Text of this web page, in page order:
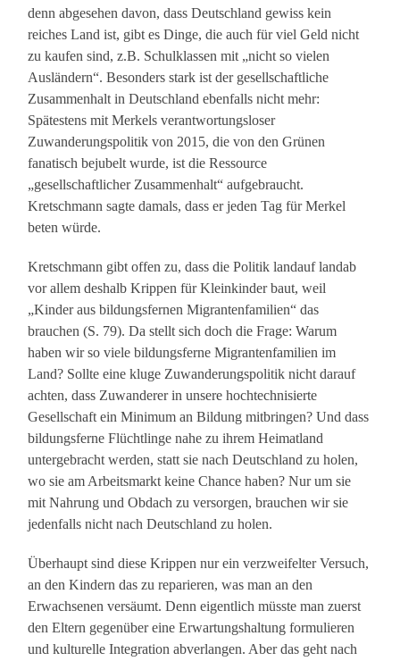
denn abgesehen davon, dass Deutschland gewiss kein
reiches Land ist, gibt es Dinge, die auch für viel Geld nicht
zu kaufen sind, z.B. Schulklassen mit „nicht so vielen
Ausländern“. Besonders stark ist der gesellschaftliche
Zusammenhalt in Deutschland ebenfalls nicht mehr:
Spätestens mit Merkels verantwortungsloser
Zuwanderungspolitik von 2015, die von den Grünen
fanatisch bejubelt wurde, ist die Ressource
„gesellschaftlicher Zusammenhalt“ aufgebraucht.
Kretschmann sagte damals, dass er jeden Tag für Merkel
beten würde.
Kretschmann gibt offen zu, dass die Politik landauf landab
vor allem deshalb Krippen für Kleinkinder baut, weil
„Kinder aus bildungsfernen Migrantenfamilien“ das
brauchen (S. 79). Da stellt sich doch die Frage: Warum
haben wir so viele bildungsferne Migrantenfamilien im
Land? Sollte eine kluge Zuwanderungspolitik nicht darauf
achten, dass Zuwanderer in unsere hochtechnisierte
Gesellschaft ein Minimum an Bildung mitbringen? Und dass
bildungsferne Flüchtlinge nahe zu ihrem Heimatland
untergebracht werden, statt sie nach Deutschland zu holen,
wo sie am Arbeitsmarkt keine Chance haben? Nur um sie
mit Nahrung und Obdach zu versorgen, brauchen wir sie
jedenfalls nicht nach Deutschland zu holen.
Überhaupt sind diese Krippen nur ein verzweifelter Versuch,
an den Kindern das zu reparieren, was man an den
Erwachsenen versäumt. Denn eigentlich müsste man zuerst
den Eltern gegenüber eine Erwartungshaltung formulieren
und kulturelle Integration abverlangen. Aber das geht nach